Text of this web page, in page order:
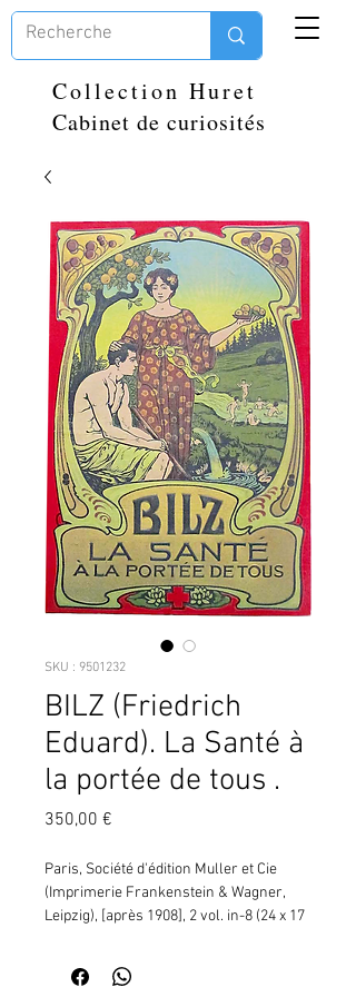
Collection Huret
Cabinet de curiosités
SKU : 9501232
BILZ (Friedrich
Eduard). La Santé à
la portée de tous .
350,00 €
Paris, Société d'édition Muller et Cie
(Imprimerie Frankenstein & Wagner,
Leipzig), [après 1908], 2 vol. in-8 (24 x 17
polychrome, allégorie de la Santé, une
femme en tunique, sous un pommier,